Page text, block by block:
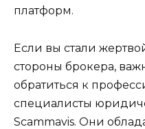
платформ.
Если вы стали
стороны брокера,
обратиться к
специалисты
Scammavis. Они